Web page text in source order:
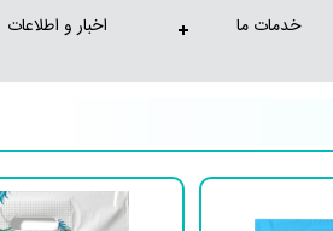
خدمات ما اخبار و اطلاعات